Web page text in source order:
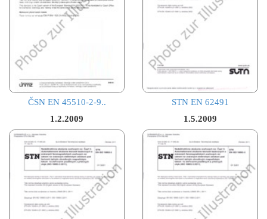
ČSN EN 45510-2-9..
1.2.2009
STN EN 62491
1.5.2009